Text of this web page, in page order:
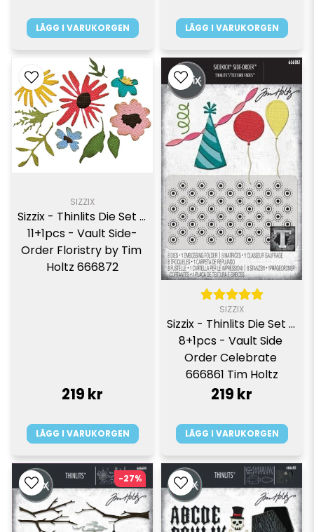
LÄGG I VARUKORGEN LÄGG I VARUKORGEN
SIZZIX
Sizzix - Thinlits Die Set -
11+1pcs - Vault Side-
Order Floristry by Tim
Holtz 666872
219 kr
LÄGG I VARUKORGEN
SIZZIX
Sizzix - Thinlits Die Set -
8+1pcs - Vault Side
Order Celebrate
666861 Tim Holtz
219 kr
LÄGG I VARUKORGEN
-27%